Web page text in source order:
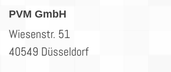
PVM GmbH
Wiesenstr. 51
40549 Düsseldorf